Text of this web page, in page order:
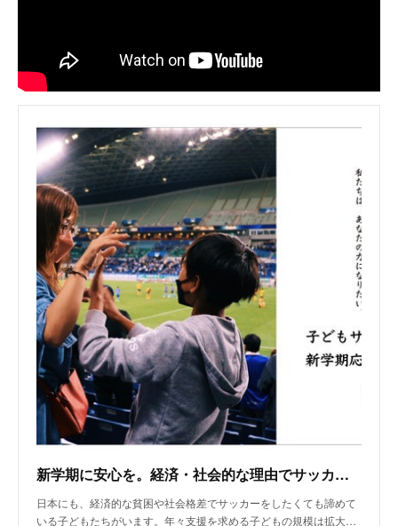
新学期に安心を。経済・社会的な理由でサッカーを諦める子どもたちをみんなで支える。
日本にも、経済的な貧困や社会格差でサッカーをしたくても諦めて
いる子どもたちがいます。年々支援を求める子どもの規模は拡大…